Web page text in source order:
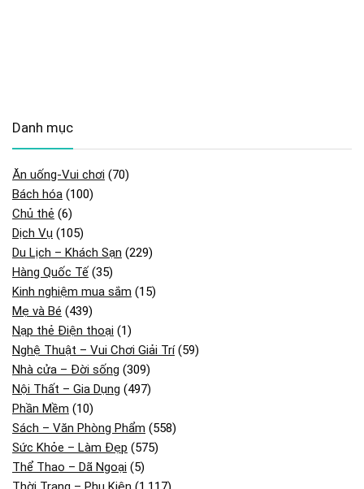
Danh mục
Ăn uống-Vui chơi (70)
Bách hóa (100)
Chủ thẻ (6)
Dịch Vụ (105)
Du Lịch – Khách Sạn (229)
Hàng Quốc Tế (35)
Kinh nghiệm mua sắm (15)
Mẹ và Bé (439)
Nạp thẻ Điện thoại (1)
Nghệ Thuật – Vui Chơi Giải Trí(59)
Nhà cửa – Đời sống (309)
Nội Thất – Gia Dụng (497)
Phần Mềm (10)
Sách – Văn Phòng Phẩm (558)
Sức Khỏe – Làm Đẹp (575)
Thể Thao – Dã Ngoại (5)